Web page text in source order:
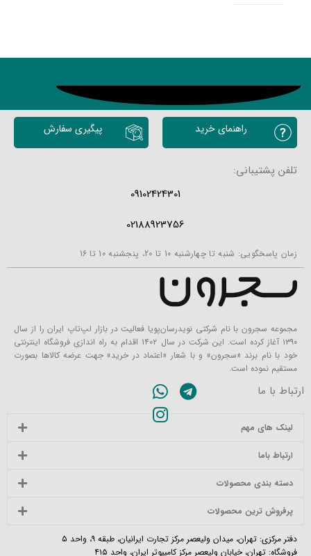
محصولات مشابه
راهنمای خرید پیگیری سفارش
تلفن پشتیبانی:
09102424301
02188923756
زمان پاسخگویی: شنبه تا چهارشنبه 10 تا 20، پنجشنبه 10 تا 16
مجموعه سجرون با نام شرکتی نویدرسان‌پویا فعالیت در بازار لپ‌تاپ ایران را از سال
۱۳۹۰ آغاز کرده است. این شرکت در سال ۱۴۰۲ اقدام به راه اندازی فروشگاه اینترنتی
خود با نام برند «سجرون» و با شعار «اعتماد در خرید» جهت عرضه کالاها بصورت
مستقیم نموده است.
ارتباط با ما
لینک های مهم
ارتباط باما
دسته بندی محصولات
پرفروش ترین محصولات
دفتر مرکزی: تهران، میدان ولیعصر مرکز تجارت ایرانیان، طبقه ۹، واحد ۵
فروشگاه: تهران، خیابان ولیعصر مرکز کامپیوتر ایران، واحد ۴۱۵